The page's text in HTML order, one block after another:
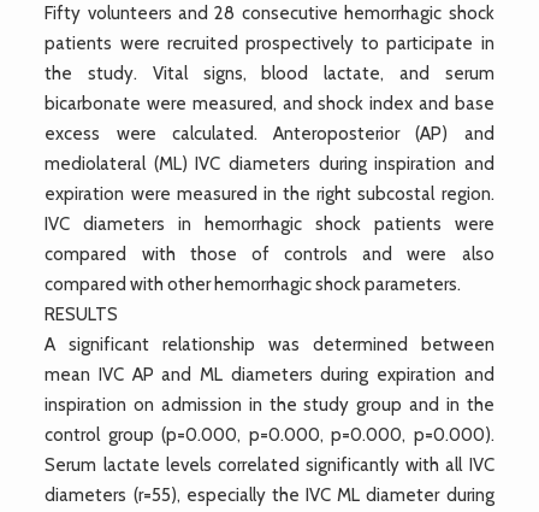
Fifty volunteers and 28 consecutive hemorrhagic shock
patients were recruited prospectively to participate in
the study. Vital signs, blood lactate, and serum
bicarbonate were measured, and shock index and base
excess were calculated. Anteroposterior (AP) and
mediolateral (ML) IVC diameters during inspiration and
expiration were measured in the right subcostal region.
IVC diameters in hemorrhagic shock patients were
compared with those of controls and were also
compared with other hemorrhagic shock parameters.
RESULTS
A significant relationship was determined between
mean IVC AP and ML diameters during expiration and
inspiration on admission in the study group and in the
control group (p=0.000, p=0.000, p=0.000, p=0.000).
Serum lactate levels correlated significantly with all IVC
diameters (r=55), especially the IVC ML diameter during